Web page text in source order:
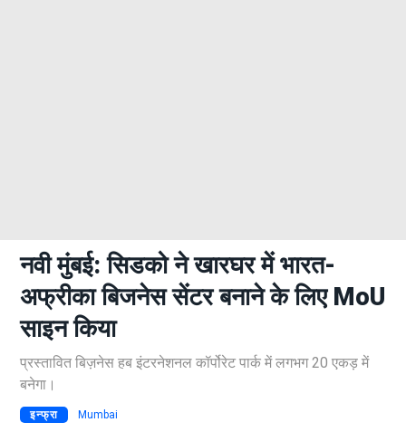
नवी मुंबई: सिडको ने खारघर में भारत-
अफ्रीका बिजनेस सेंटर बनाने के लिए MoU
साइन किया
प्रस्तावित बिज़नेस हब इंटरनेशनल कॉर्पोरेट पार्क में लगभग 20 एकड़ में
बनेगा।
इन्फ्रा Mumbai